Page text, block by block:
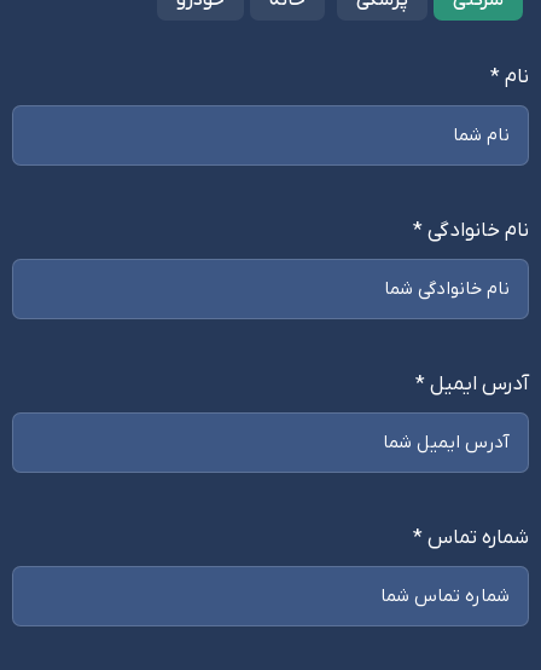
نام *
نام خانوادگی *
آدرس ایمیل *
شماره تماس *